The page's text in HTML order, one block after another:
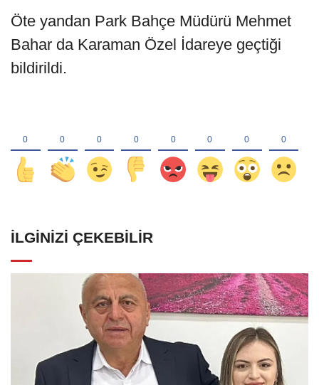
Öte yandan Park Bahçe Müdürü Mehmet
Bahar da Karaman Özel İdareye geçtiği
bildirildi.
İLGINIZI ÇEKEBILIR